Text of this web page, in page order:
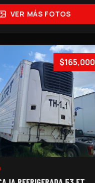
VER MÁS FOTOS
$165,000